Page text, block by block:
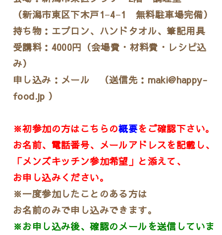
（新潟市東区下木戸1−4−1 無料駐車場完備）
持ち物：エプロン、ハンドタオル、筆記用具
受講料：4000円（会場費・材料費・レシピ込
み）
申し込み：メール （送信先：maki@happy-
food.jp ）
※初参加の方はこちらの概要をご確認下さい。
お名前、電話番号、メールアドレスを記載し、
「メンズキッチン参加希望」と添えて、
お申し込みください。
※一度参加したことのある方は
お名前のみで申し込みできます。
※お申し込み後、確認のメールを送信していま